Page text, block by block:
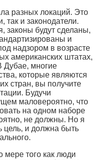
разных локаций. Это
так и законодатели.
законы будут сделаны,
и
надзором в возрасте
американских штатах,
Дубае, многие
которые являются
стран, вы получите
Будучи
маловероятно, что
на одном наборе
не должны. Но я
цель, и должна быть
того как люди